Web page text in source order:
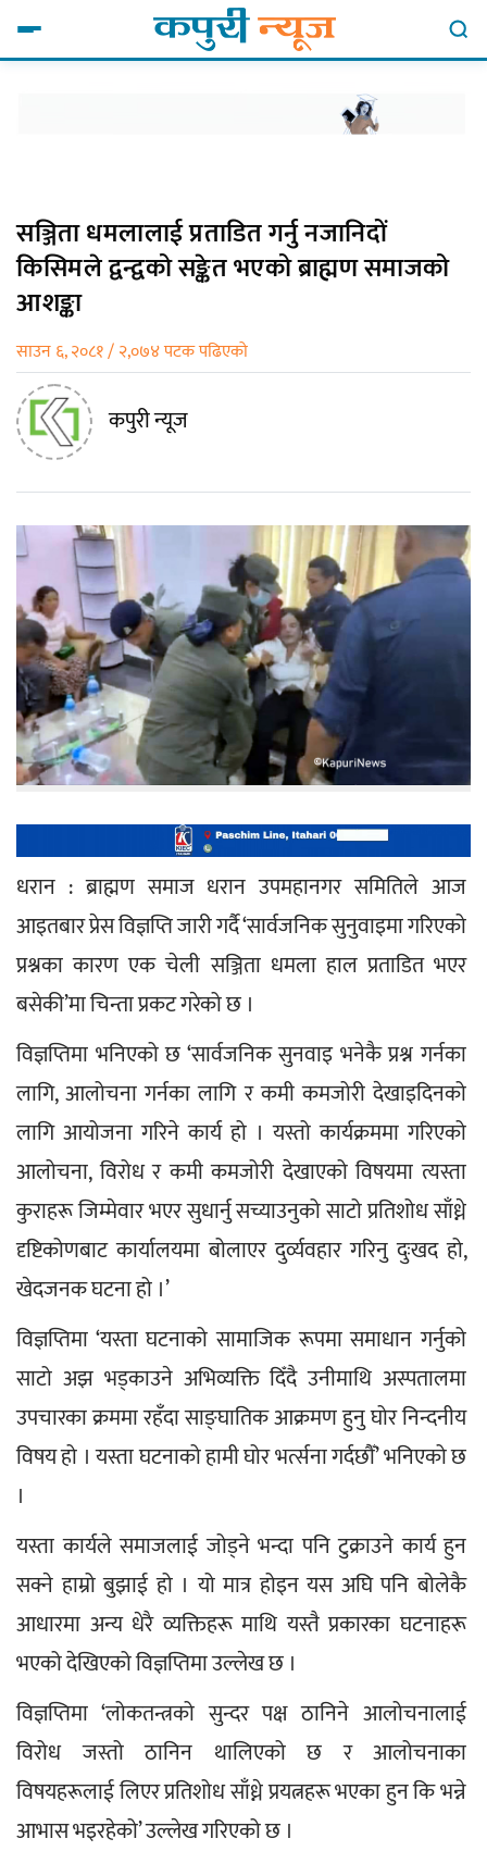
सञ्जिता धमलालाई प्रताडित गर्नु नजानिदों
किसिमले द्वन्द्वको सङ्केत भएको ब्राह्मण समाजको
आशङ्का
साउन ६, २०८१ / २,०७४ पटक पढिएको
कपुरी न्यूज
धरान : ब्राह्मण समाज धरान उपमहानगर समितिले आज
आइतबार प्रेस विज्ञप्ति जारी गर्दै ‘सार्वजनिक सुनुवाइमा गरिएको
प्रश्नका कारण एक चेली सञ्जिता धमला हाल प्रताडित भएर
बसेकी’मा चिन्ता प्रकट गरेको छ ।
विज्ञप्तिमा भनिएको छ ‘सार्वजनिक सुनवाइ भनेकै प्रश्न गर्नका
लागि, आलोचना गर्नका लागि र कमी कमजोरी देखाइदिनको
लागि आयोजना गरिने कार्य हो । यस्तो कार्यक्रममा गरिएको
आलोचना, विरोध र कमी कमजोरी देखाएको विषयमा त्यस्ता
कुराहरू जिम्मेवार भएर सुधार्नु सच्याउनुको साटो प्रतिशोध साँध्ने
दृष्टिकोणबाट कार्यालयमा बोलाएर दुर्व्यवहार गरिनु दुःखद हो,
खेदजनक घटना हो ।’
विज्ञप्तिमा ‘यस्ता घटनाको सामाजिक रूपमा समाधान गर्नुको
साटो अझ भड्काउने अभिव्यक्ति दिँदै उनीमाथि अस्पतालमा
उपचारका क्रममा रहँदा साङ्घातिक आक्रमण हुनु घोर निन्दनीय
विषय हो । यस्ता घटनाको हामी घोर भर्त्सना गर्दछौँ’ भनिएको छ
।
यस्ता कार्यले समाजलाई जोड्ने भन्दा पनि टुक्राउने कार्य हुन
सक्ने हाम्रो बुझाई हो । यो मात्र होइन यस अघि पनि बोलेकै
आधारमा अन्य धेरै व्यक्तिहरू माथि यस्तै प्रकारका घटनाहरू
भएको देखिएको विज्ञप्तिमा उल्लेख छ ।
विज्ञप्तिमा ‘लोकतन्त्रको सुन्दर पक्ष ठानिने आलोचनालाई
विरोध जस्तो ठानिन थालिएको छ र आलोचनाका
विषयहरूलाई लिएर प्रतिशोध साँध्ने प्रयत्नहरू भएका हुन कि भन्ने
आभास भइरहेको’ उल्लेख गरिएको छ ।